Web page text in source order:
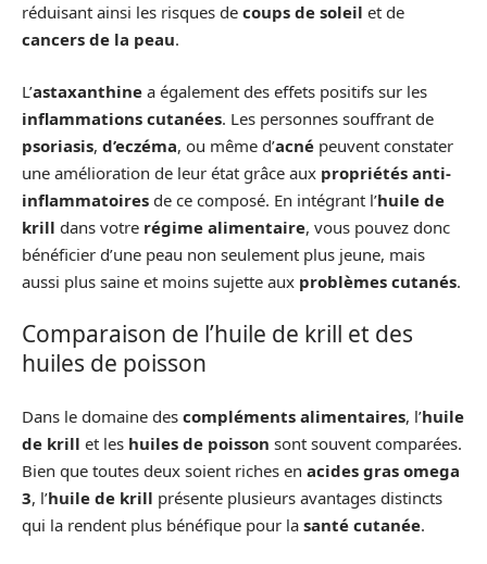
réduisant ainsi les risques de coups de soleil et de
cancers de la peau.
L’astaxanthine a également des effets positifs sur les
inflammations cutanées. Les personnes souffrant de
psoriasis, d’eczéma, ou même d’acné peuvent constater
une amélioration de leur état grâce aux propriétés anti-
inflammatoires de ce composé. En intégrant l’huile de
krill dans votre régime alimentaire, vous pouvez donc
bénéficier d’une peau non seulement plus jeune, mais
aussi plus saine et moins sujette aux problèmes cutanés.
Comparaison de l’huile de krill et des
huiles de poisson
Dans le domaine des compléments alimentaires, l’huile
de krill et les huiles de poisson sont souvent comparées.
Bien que toutes deux soient riches en acides gras omega
3, l’huile de krill présente plusieurs avantages distincts
qui la rendent plus bénéfique pour la santé cutanée.